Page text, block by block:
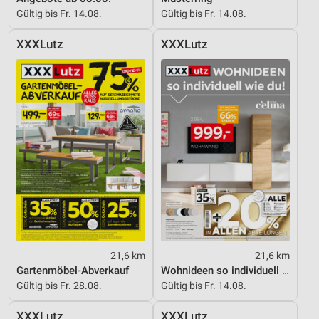
Gültig bis Fr. 14.08. Gültig bis Fr. 14.08.
XXXLutz
21,6 km
Gartenmöbel-Abverkauf
Gültig bis Fr. 28.08.
XXXLutz
21,6 km
Wohnideen so individuell wie du!
Gültig bis Fr. 14.08.
XXXLutz XXXLutz
Performance
Funktional
Werbung